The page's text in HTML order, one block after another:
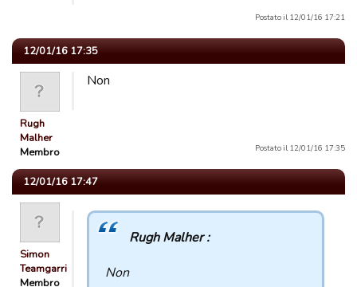
Postato il 12/01/16 17:21
12/01/16 17:35
Rugh
Malher
Membro
Non
Postato il 12/01/16 17:35
12/01/16 17:47
Simon
Teamgarric
Membro
Rugh Malher :
Non